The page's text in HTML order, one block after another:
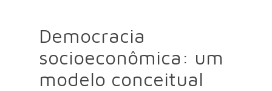
Democracia
socioeconômica: um
modelo conceitual